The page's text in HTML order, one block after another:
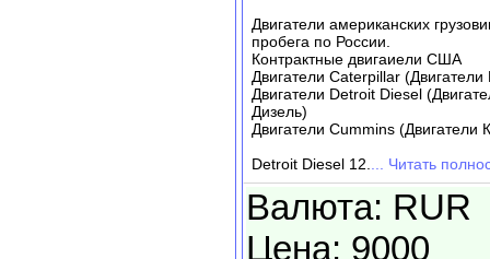
Двигатели американских
пробега по России.
Контрактные двигаиели США
Двигатели Caterpillar
Двигатели Detroit Diesel
Дизель)
Двигатели Cummins (Двигатели
Detroit Diesel 12.
... Читать
Валюта: RUR
Цена: 9000